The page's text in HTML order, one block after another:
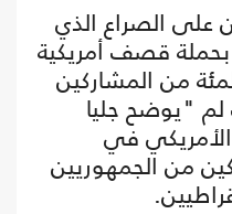
على الصراع الذي
بحملة قصف أمريكية
قال نحو 66 بالمئة من المشاركين
"يوضح جليا
في
من الجمهوريين